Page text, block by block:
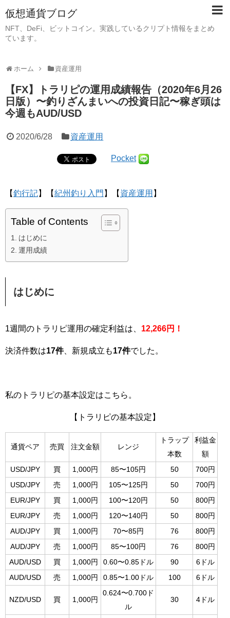
仮想通貨ブログ
NFT、DeFi、ビットコイン。実践しているクリプト情報をまとめ
ています。
ホーム 資産運用
【FX】トラリピの運用成績報告（2020年6月26
日版）〜釣りざんまいへの投資日記〜稼ぎ頭は
今週もAUD/USD
2020/6/28 資産運用
Pocket
【釣行記】【紀州釣り入門 】【 資産運用 】
Table of Contents
はじめに
運用成績
はじめに
1週間のトラリピ運用の確定利益は、 12,266円！
決済件数は17件、新規成立も17件でした。
私のトラリピの基本設定はこちら。
【トラリピの基本設定】
通貨ペア 売買 注文金額 レンジ
トラップ
本数
利益金
額
USD/JPY
買 1,000円 85〜105円 50
700円
USD/JPY
売 1,000円 105〜125円 50
700円
EUR/JPY
買 1,000円 100〜120円 50
800円
EUR/JPY
売 1,000円 120〜140円 50
800円
AUD/JPY
買 1,000円 70〜85円 76
800円
AUD/JPY
売 1,000円 85〜100円 76
800円
AUD/USD
買 1,000円 0.60〜0.85ドル 90
6ドル
AUD/USD
売 1,000円 0.85〜1.00ドル 100 6ドル
NZD/USD 買 1,000円
0.624〜0.700ド
ル
30 4ドル